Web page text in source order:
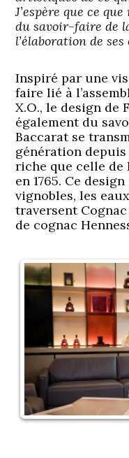
J’espère que ce
du savoir-faire de
l’élaboration de ses
Inspiré par une
faire lié à
X.O., le design de
également du
Baccarat se
génération depuis
riche que celle de
en 1765. Ce
vignobles, les
traversent
de cognac